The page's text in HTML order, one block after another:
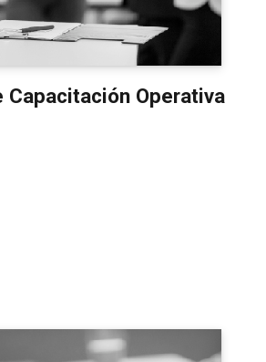
Capacitación Operativa